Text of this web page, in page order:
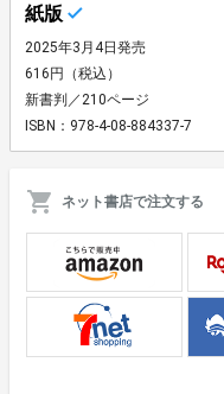
紙版
2025年3月4日発売
616円（税込）
新書判／210ページ
ISBN：978-4-08-884337-7
ネット書店で注文する